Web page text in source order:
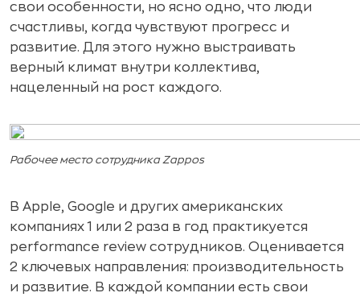
свои особенности, но ясно одно, что люди
счастливы, когда чувствуют прогресс и
развитие. Для этого нужно выстраивать
верный климат внутри коллектива,
нацеленный на рост каждого.
Рабочее место сотрудника Zappos
В Apple, Google и других американских
компаниях 1 или 2 раза в год практикуется
performance review сотрудников. Оценивается
2 ключевых направления: производительность
и развитие. В каждой компании есть свои